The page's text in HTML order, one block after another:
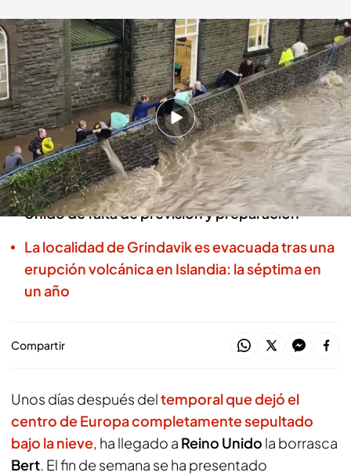
Reino Unido ha resultado gravemente afectado por Bert este fin de
semana
Redacción digital Noticias Cuatro Europa Press
25 NOV 2024 - 19:04h.
En apenas 48 horas ha llovido el 80% de lo que
suele llover en todo el mes
Los damnificados culpan al Gobierno de Reino
Unido de falta de previsión y preparación
La localidad de Grindavik es evacuada tras una
erupción volcánica en Islandia: la séptima en
un año
Compartir
Unos días después deltemporal que dejó el
centro de Europa completamente sepultado
bajo la nieve, ha llegado a Reino Unido la borrasca
Bert. El fin de semana se ha presentado